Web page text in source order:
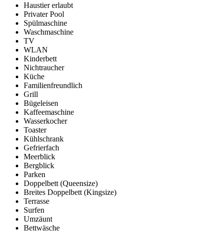
Haustier erlaubt
Privater Pool
Spülmaschine
Waschmaschine
TV
WLAN
Kinderbett
Nichtraucher
Küche
Familienfreundlich
Grill
Bügeleisen
Kaffeemaschine
Wasserkocher
Toaster
Kühlschrank
Gefrierfach
Meerblick
Bergblick
Parken
Doppelbett (Queensize)
Breites Doppelbett (Kingsize)
Terrasse
Surfen
Umzäunt
Bettwäsche